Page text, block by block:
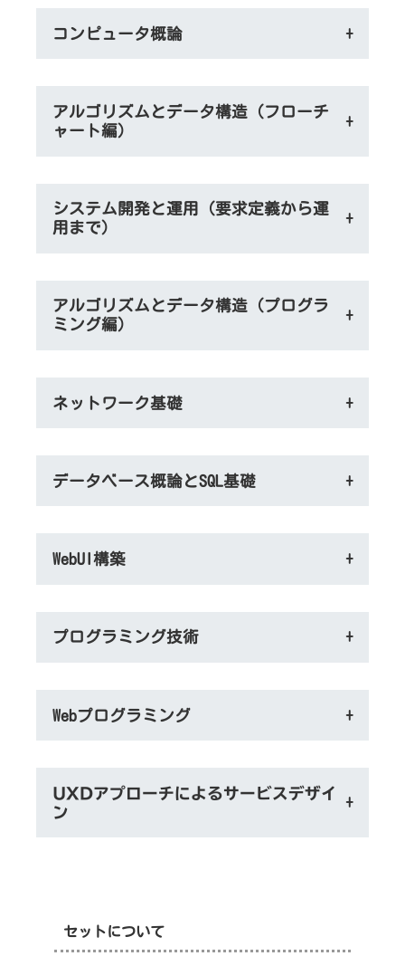
コンピュータ概論 +
アルゴリズムとデータ構造（フローチ
ャート編）
+
システム開発と運用（要求定義から運
用まで）
+
アルゴリズムとデータ構造（プログラ
ミング編）
+
ネットワーク基礎 +
データベース概論とSQL基礎 +
WebUI構築 +
プログラミング技術 +
Webプログラミング +
UXDアプローチによるサービスデザイ
ン
+
セットについて